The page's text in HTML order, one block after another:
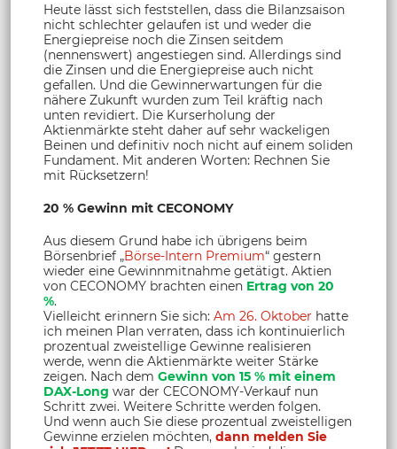
Heute lässt sich feststellen, dass die Bilanzsaison
nicht schlechter gelaufen ist und weder die
Energiepreise noch die Zinsen seitdem
(nennenswert) angestiegen sind. Allerdings sind
die Zinsen und die Energiepreise auch nicht
gefallen. Und die Gewinnerwartungen für die
nähere Zukunft wurden zum Teil kräftig nach
unten revidiert. Die Kurserholung der
Aktienmärkte steht daher auf sehr wackeligen
Beinen und definitiv noch nicht auf einem soliden
Fundament. Mit anderen Worten: Rechnen Sie
mit Rücksetzern!
20 % Gewinn mit CECONOMY
Aus diesem Grund habe ich übrigens beim
Börsenbrief „Börse-Intern Premium“ gestern
wieder eine Gewinnmitnahme getätigt. Aktien
von CECONOMY brachten einen Ertrag von 20
%.
Vielleicht erinnern Sie sich: Am 26. Oktober hatte
ich meinen Plan verraten, dass ich kontinuierlich
prozentual zweistellige Gewinne realisieren
werde, wenn die Aktienmärkte weiter Stärke
zeigen. Nach dem Gewinn von 15 % mit einem
DAX-Long war der CECONOMY-Verkauf nun
Schritt zwei. Weitere Schritte werden folgen.
Und wenn auch Sie diese prozentual zweistelligen
Gewinne erzielen möchten, dann melden Sie